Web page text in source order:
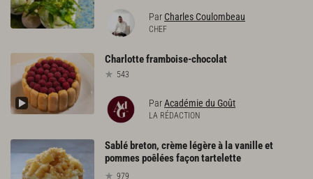
Par Charles Coulombeau
CHEF
Charlotteframboise-chocolat
543
ParAcadémie du Goût
LA RÉDACTION
Sablé breton, crème légère à la vanille et
pommes poêlées façon tartelette
979